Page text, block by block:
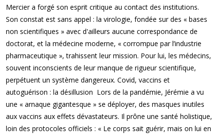
Mercier a forgé son esprit critique au contact des institutions.
Son constat est sans appel : la virologie, fondée sur des « bases
non scientifiques » avec d'ailleurs aucune correspondance de
doctorat, et la médecine moderne, « corrompue par l’industrie
pharmaceutique », trahissent leur mission. Pour lui, les médecins,
souvent inconscients de leur manque de rigueur scientifique,
perpétuent un système dangereux. Covid, vaccins et
autoguérison : la désillusion Lors de la pandémie, Jérémie a vu
une « arnaque gigantesque » se déployer, des masques inutiles
aux vaccins aux effets dévastateurs. Il prône une santé holistique,
loin des protocoles officiels : « Le corps sait guérir, mais on lui en